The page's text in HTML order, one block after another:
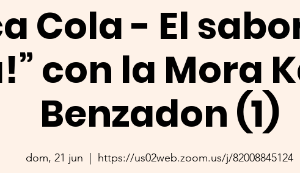
Cola - El
con la Mora
Benzadon (1)
dom, 21 jun https://us02web.zoom.us/j/82008845124